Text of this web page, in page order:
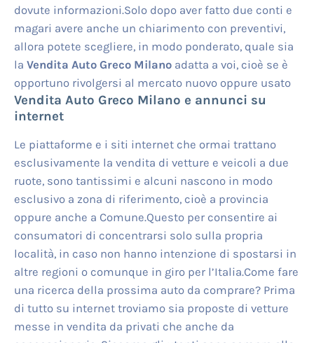
dovute informazioni.Solo dopo aver fatto due conti e
magari avere anche un chiarimento con preventivi,
allora potete scegliere, in modo ponderato, quale sia
la Vendita Auto Greco Milanoadatta a voi, cioè se è
opportuno rivolgersi al mercato nuovo oppure usato
Vendita Auto Greco Milano e annunci su
internet
Le piattaforme e i siti internet che ormai trattano
esclusivamente la vendita di vetture e veicoli a due
ruote, sono tantissimi e alcuni nascono in modo
esclusivo a zona di riferimento, cioè a provincia
oppure anche a Comune.Questo per consentire ai
consumatori di concentrarsi solo sulla propria
località, in caso non hanno intenzione di spostarsi in
altre regioni o comunque in giro per l’Italia.Come fare
una ricerca della prossima auto da comprare? Prima
di tutto su internet troviamo sia proposte di vetture
messe in vendita da privati che anche da